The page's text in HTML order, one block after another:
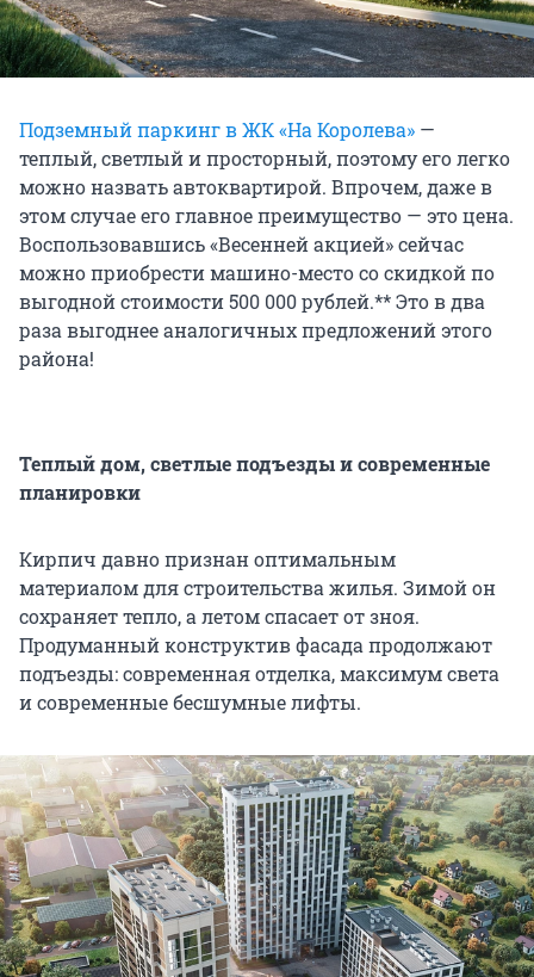
Подземный паркинг в ЖК «На Королева» —
теплый, светлый и просторный, поэтому его легко
можно назвать автоквартирой. Впрочем, даже в
этом случае его главное преимущество — это цена.
Воспользовавшись «Весенней акцией» сейчас
можно приобрести машино-место со скидкой по
выгодной стоимости 500 000 рублей.** Это в два
раза выгоднее аналогичных предложений этого
района!
Теплый дом, светлые подъезды и современные
планировки
Кирпич давно признан оптимальным
материалом для строительства жилья. Зимой он
сохраняет тепло, а летом спасает от зноя.
Продуманный конструктив фасада продолжают
подъезды: современная отделка, максимум света
и современные бесшумные лифты.